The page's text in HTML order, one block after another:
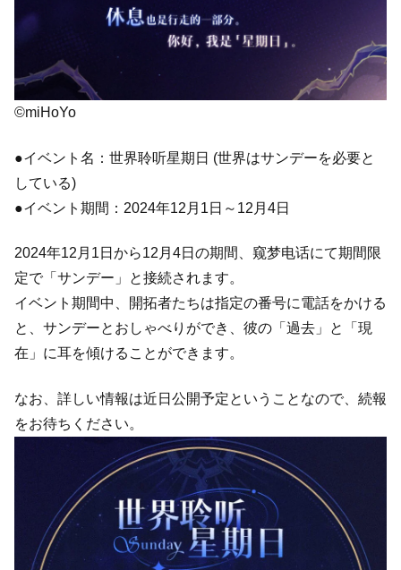
©miHoYo
●イベント名：世界聆听星期日 (世界はサンデーを必要と
している)
●イベント期間：2024年12月1日～12月4日
2024年12月1日から12月4日の期間、窥梦电话にて期間限
定で「サンデー」と接続されます。
イベント期間中、開拓者たちは指定の番号に電話をかける
と、サンデーとおしゃべりができ、彼の「過去」と「現
在」に耳を傾けることができます。
なお、詳しい情報は近日公開予定ということなので、続報
をお待ちください。